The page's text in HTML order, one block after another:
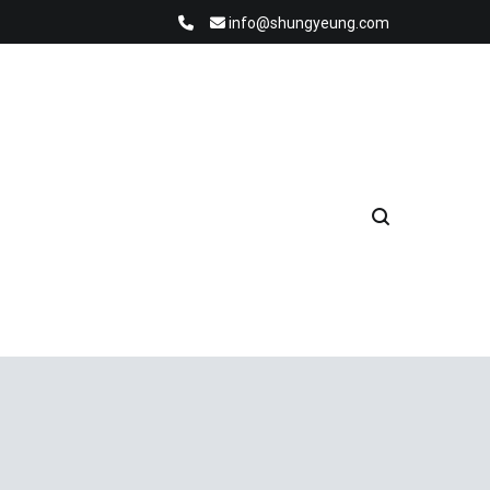
info@shungyeung.com